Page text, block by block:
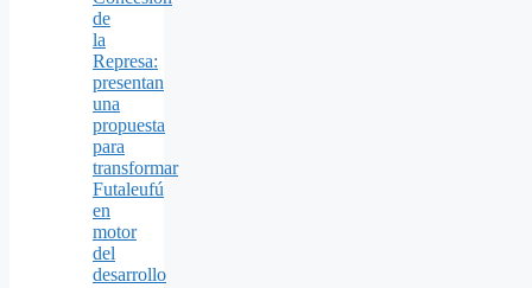
de
la
Represa:
presentan
una
propuesta
para
transformar
Futaleufú
en
motor
del
desarrollo